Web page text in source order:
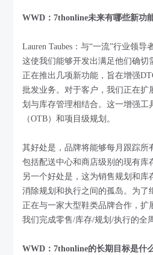
WWD：7thonline未来有哪些新功
Lauren Taubes：与“一流”行业领导
这使我们能够开发出满足他们确切
正在推出几项新功能，旨在增强
批发业务。对于客户，我们正在扩
划与库存管理相结合。这一增强工
（OTB）和项目级规划。
其好处是，品牌将能够每月跟踪所
包括配送中心和商店级别的现有库
另一个好处是，这为销售规划和库
消除规划和执行之间的孤岛。为了
正在与一家大型鞋类品牌合作，扩
我们完成零售/库存/规划/执行的全
WWD：7thonline的长期目标是什